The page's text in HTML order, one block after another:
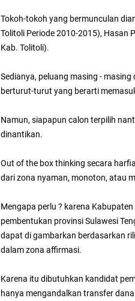
Tokoh-tokoh yang bermunculan
Tolitoli Periode 2010-2015), Hasan
Kab. Tolitoli).
Sedianya, peluang masing -
berturut-turut yang berarti
Namun, siapapun calon terpilih
dinantikan.
Out of the box thinking secara
dari zona nyaman, monoton, atau
Mengapa perlu ? karena
pembentukan provinsi Sulawesi
dapat di gambarkan berdasarkan
dalam zona affirmasi.
Karena itu dibutuhkan kandidat
hanya mengandalkan transfer